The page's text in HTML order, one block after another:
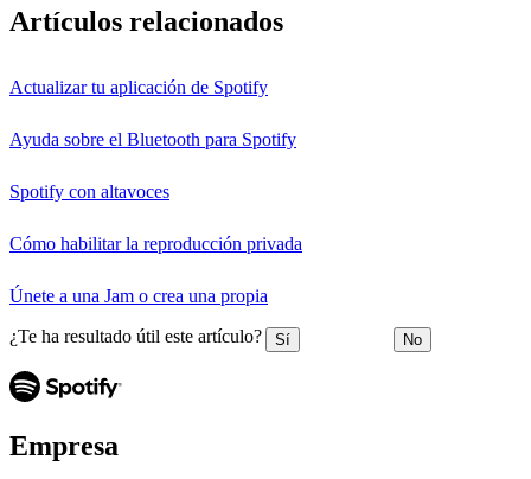
Artículos relacionados
Actualizar tu aplicación de Spotify
Ayuda sobre el Bluetooth para Spotify
Spotify con altavoces
Cómo habilitar la reproducción privada
Únete a una Jam o crea una propia
¿Te ha resultado útil este artículo? Sí No
Empresa